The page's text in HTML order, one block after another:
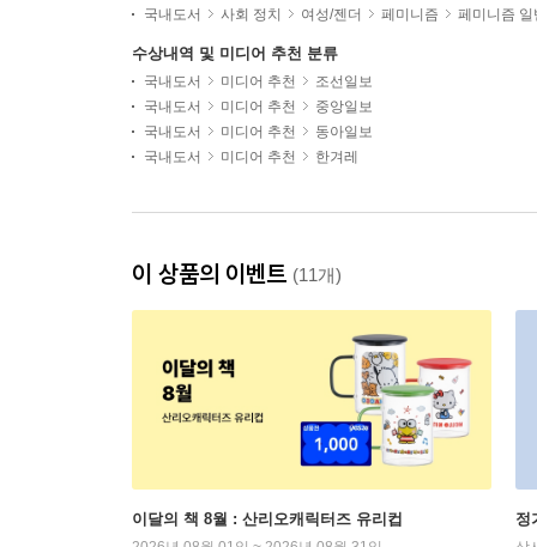
국내도서 사회 정치 여성/젠더 페미니즘 페미니즘 일
수상내역 및 미디어 추천 분류
국내도서 미디어 추천
조선일보
국내도서
미디어 추천
중앙일보
국내도서
미디어 추천
동아일보
국내도서
미디어 추천 한겨레
이 상품의 이벤트 (11개)
이달의 책 8월 : 산리오캐릭터즈 유리컵 정